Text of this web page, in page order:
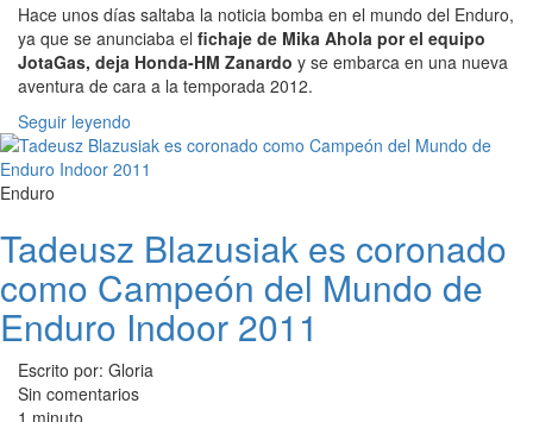
Hace unos días saltaba la noticia bomba en el mundo del Enduro,
ya que se anunciaba el fichaje de Mika Ahola por el equipo
JotaGas, deja Honda-HM Zanardo y se embarca en una nueva
aventura de cara a la temporada 2012.
Seguir leyendo
Enduro
Tadeusz Blazusiak es coronado
como Campeón del Mundo de
Enduro Indoor 2011
Escrito por: Gloria
Sin comentarios
1 minuto